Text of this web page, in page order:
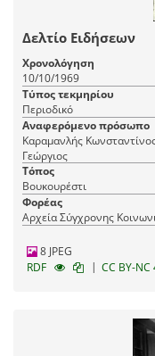
Δελτίο Ειδήσεων
Χρονολόγηση
10/10/1969
Τύπος τεκμηρίου
Περιοδικό
Αναφερόμενο πρόσωπο
Καραμανλής
Γεώργιος
Τόπος
Βουκουρέστι
Φορέας
Αρχεία Σύγχρονης
8 JPEG
RDF
| CC BY-NC